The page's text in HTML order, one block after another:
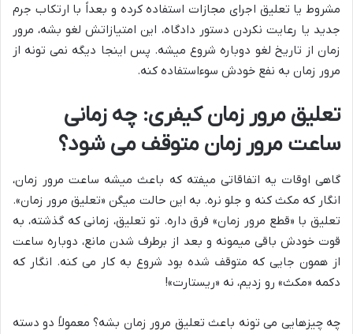
مشروط یا تعلیق اجرای مجازات استفاده کرده و بعداً با ارتکاب جرم
جدید یا رعایت نکردن دستور دادگاه، این امتیازاتش لغو بشه، مرور
زمان از تاریخ لغو دوباره شروع میشه. پس اینجا دیگه نمی تونه از
مرور زمان به نفع خودش سوءاستفاده کنه.
تعلیق مرور زمان کیفری: چه زمانی
ساعت مرور زمان متوقف می شود؟
گاهی اوقات یه اتفاقاتی میفته که باعث میشه ساعت مرور زمان،
انگار که مکث کنه و جلو نره. به این حالت میگن «تعلیق مرور زمان».
تعلیق با «قطع مرور زمان» فرق داره. تو تعلیق، زمانی که گذشته، به
قوت خودش باقی میمونه و بعد از برطرف شدن مانع، دوباره ساعت
از همون جایی که متوقف شده بود شروع به کار می کنه. انگار که
دکمه «مکث» رو زدیم، نه «ریستارت»!
چه چیزهایی می تونه باعث تعلیق مرور زمان بشه؟ معمولاً دو دسته